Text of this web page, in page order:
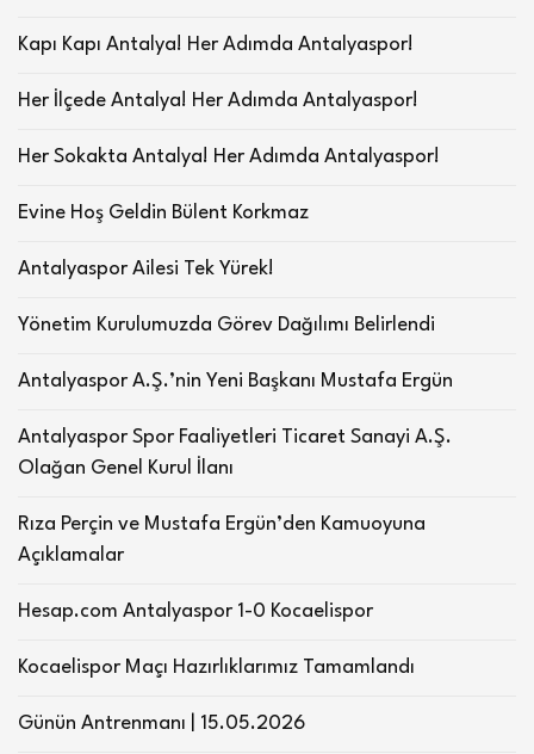
Kapı Kapı Antalya! Her Adımda Antalyaspor!
Her İlçede Antalya! Her Adımda Antalyaspor!
Her Sokakta Antalya! Her Adımda Antalyaspor!
Evine Hoş Geldin Bülent Korkmaz
Antalyaspor Ailesi Tek Yürek!
Yönetim Kurulumuzda Görev Dağılımı Belirlendi
Antalyaspor A.Ş.’nin Yeni Başkanı Mustafa Ergün
Antalyaspor Spor Faaliyetleri Ticaret Sanayi A.Ş.
Olağan Genel Kurul İlanı
Rıza Perçin ve Mustafa Ergün’den Kamuoyuna
Açıklamalar
Hesap.com Antalyaspor 1-0 Kocaelispor
Kocaelispor Maçı Hazırlıklarımız Tamamlandı
Günün Antrenmanı | 15.05.2026